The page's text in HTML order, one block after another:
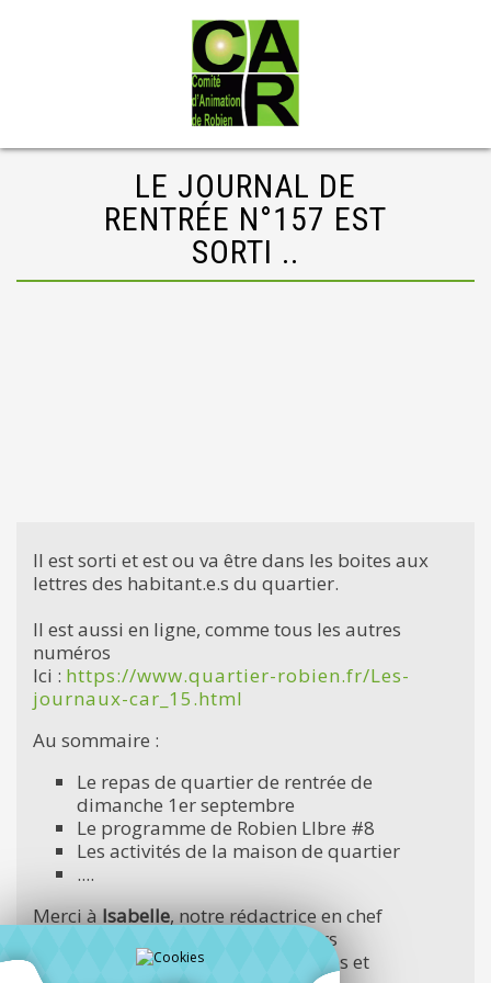
LE JOURNAL DE
RENTRÉE N°157 EST
SORTI ..
Il est sorti et est ou va être dans les boites aux
lettres des habitant.e.s du quartier.
Il est aussi en ligne, comme tous les autres
numéros
Ici : https://www.quartier-robien.fr/Les-
journaux-car_15.html
Au sommaire :
Le repas de quartier de rentrée de
dimanche 1er septembre
Le programme de Robien LIbre #8
Les activités de la maison de quartier
....
Merci àIsabelle, notre rédactrice en chef
Aux contributrices et contributeurs
Et à toute l'équipe des distributrices et